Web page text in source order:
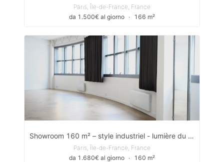
Paris, Île-de-France, France
da 1.500€ al giorno ∙ 166 m²
Showroom 160 m² – style industriel - lumière du jour/baie vitrée panoramique – Paris 11e
Paris, Île-de-France, France
da 1.680€ al giorno ∙ 160 m²